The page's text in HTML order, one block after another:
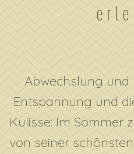
Abwechslung
Entspannung und
Kulisse: Im Sommer
von seiner